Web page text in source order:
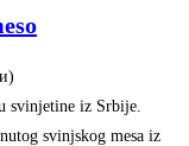
svinjetine iz Srbije.
svinjskog mesa iz